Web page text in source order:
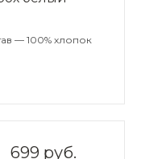
— 100% хлопок
699 руб.